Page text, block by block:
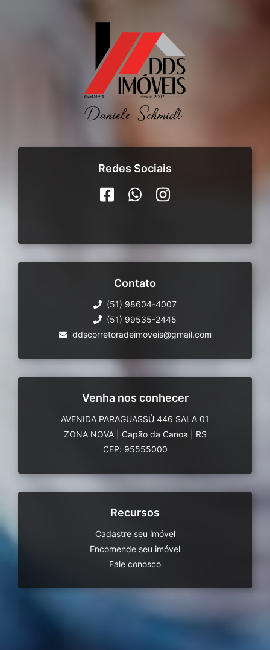
Redes Sociais
Contato
(51) 98604-4007
(51) 99535-2445
ddscorretoradeimoveis@gmail.com
Venha nos conhecer
AVENIDA PARAGUASSÚ 446 SALA 01
ZONA NOVA
Capão da Canoa
RS
CEP: 95555000
Recursos
Cadastre seu imóvel
Encomende seu imóvel
Fale conosco